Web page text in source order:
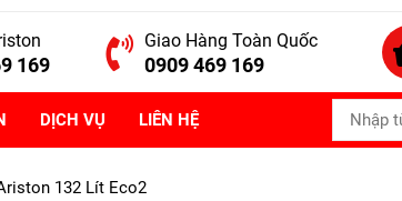
169
Giao Hàng Toàn Quốc
0909 469 169
DỊCH VỤ LIÊN HỆ
132 Lít Eco2